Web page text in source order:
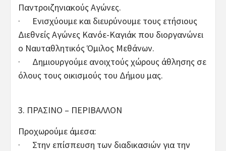
Παντροιζηνιακούς Αγώνες.
· Ενισχύουμε και διευρύνουμε τους ετήσιους
Διεθνείς Αγώνες Κανόε-Καγιάκ που διοργανώνει
ο Ναυταθλητικός Όμιλος Μεθάνων.
· Δημιουργούμε ανοιχτούς χώρους άθλησης σε
όλους τους οικισμούς του Δήμου μας.
3. ΠΡΑΣΙΝΟ – ΠΕΡΙΒΑΛΛΟΝ
Προχωρούμε άμεσα:
· Στην επίσπευση των διαδικασιών για την